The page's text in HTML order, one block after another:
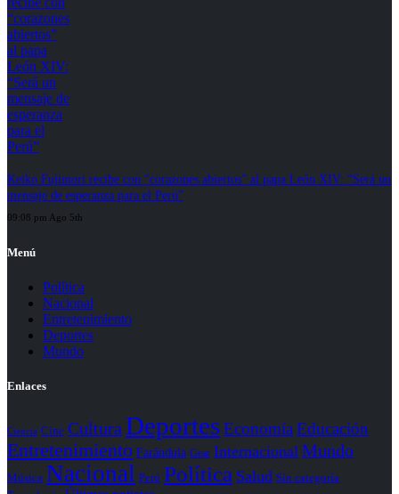
Keiko Fujimori recibe con “corazones abiertos” al papa León XIV: “Será un
mensaje de esperanza para el Perú”
09:08 pm Ago 5th
Menú
Política
Nacional
Entretenimiento
Deportes
Mundo
Enlaces
Ciencia Cine Cultura DeportesEconomía Educación
Entretenimiento Farándula Gear Internacional Mundo
Música Nacional Perú Política Salud Sin categoría